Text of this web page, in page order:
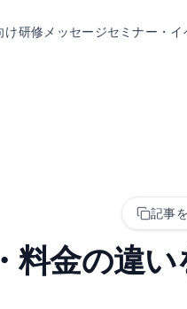
け研修 メッセージセミナー・イ
記事
料金の違い